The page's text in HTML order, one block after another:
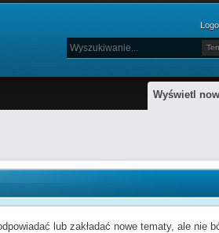
Wyświetl
lub zakładać nowe tematy, ale nie